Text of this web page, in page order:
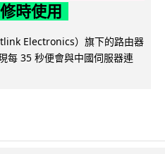
時使用
Electronics）旗下的路由器
每 35 秒便會與中國伺服器連